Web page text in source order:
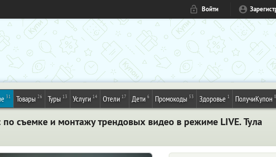
Войти
31 Товары 26 Туры 13 Услуги 14 Отели 17 Дети 6 Промокоды 53 Здоровье 1 ПолучиКупон
по съемке и монтажу трендовых видео в режиме LIVE. Тула